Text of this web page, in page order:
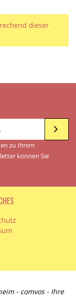
dieser
zu Ihrem
können Sie
- comvos - Ihre